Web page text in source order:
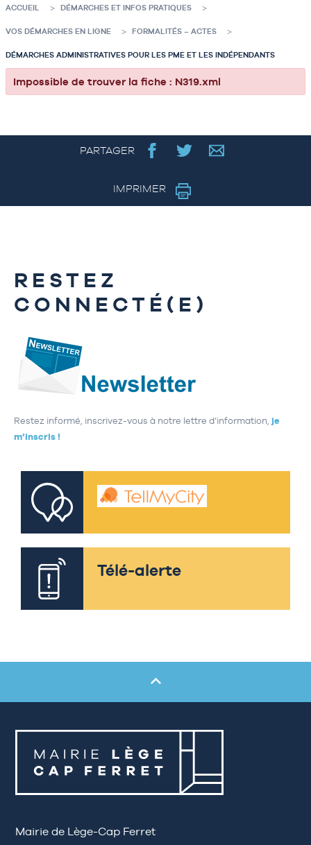
ACCUEIL DÉMARCHES ET INFOS PRATIQUES
VOS DÉMARCHES EN LIGNE FORMALITÉS – ACTES
DÉMARCHES ADMINISTRATIVES POUR LES PME ET LES INDÉPENDANTS
Impossible de trouver la fiche : N319.xml
PARTAGER
IMPRIMER
RESTEZ
CONNECTÉ(E)
Restez informé, inscrivez-vous à notre lettre d’information, je
m’inscris !
Télé-alerte
Mairie de Lège-Cap Ferret